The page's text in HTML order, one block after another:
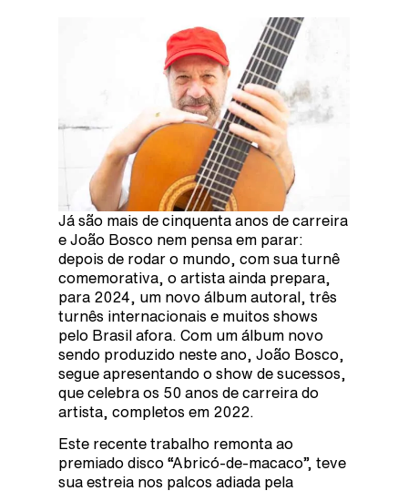
Já são mais de cinquenta anos de carreira
e João Bosco nem pensa em parar:
depois de rodar o mundo, com sua turnê
comemorativa, o artista ainda prepara,
para 2024, um novo álbum autoral, três
turnês internacionais e muitos shows
pelo Brasil afora. Com um álbum novo
sendo produzido neste ano, João Bosco,
segue apresentando o show de sucessos,
que celebra os 50 anos de carreira do
artista, completos em 2022.
Este recente trabalho remonta ao
premiado disco “Abricó-de-macaco”, teve
sua estreia nos palcos adiada pela